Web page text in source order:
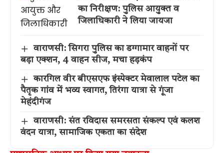
का निरीक्षण: पुलिस आयुक्त व
जिलाधिकारी ने लिया जायजा
वाराणसी: सिगरा पुलिस का डग्गामार वाहनों पर
बड़ा एक्शन, 4 वाहन सीज, मचा हड़कंप
कारगिल वीर बीएसएफ इंस्पेक्टर मेवालाल पटेल का
पैतृक गांव में भव्य स्वागत, तिरंगा यात्रा से गूंजा
मेहंदीगंज
वाराणसी: संत रविदास समरसता संकल्प एवं कलश
वंदन यात्रा, सामाजिक एकता का संदेश